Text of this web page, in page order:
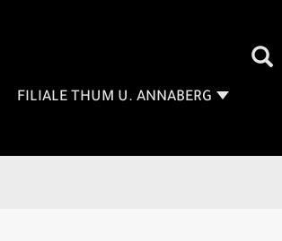
FILIALE THUM U. ANNABERG